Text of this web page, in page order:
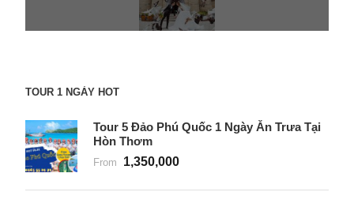
TOUR 1 NGÀY HOT
Tour 5 Đảo Phú Quốc 1 Ngày Ăn Trưa Tại
Hòn Thơm
From 1,350,000